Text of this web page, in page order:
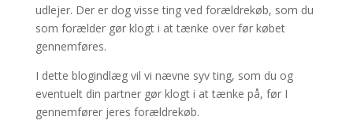
udlejer. Der er dog visse ting ved forældrekøb, som du
som forælder gør klogt i at tænke over før købet
gennemføres.
I dette blogindlæg vil vi nævne syv ting, som du og
eventuelt din partner gør klogt i at tænke på, før I
gennemfører jeres forældrekøb.